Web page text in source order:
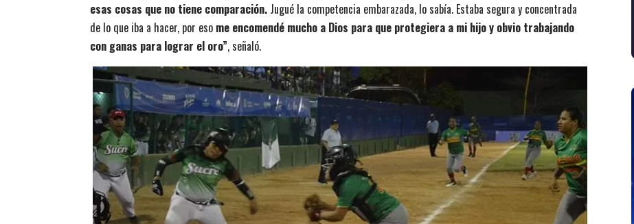
esas cosas que no tiene comparación. Jugué la competencia embarazada, lo sabía. Estaba segura y concentrada
de lo que iba a hacer, por eso me encomendé mucho a Dios para que protegiera a mi hijo y obvio trabajando
con ganas para lograr el oro”, señaló.